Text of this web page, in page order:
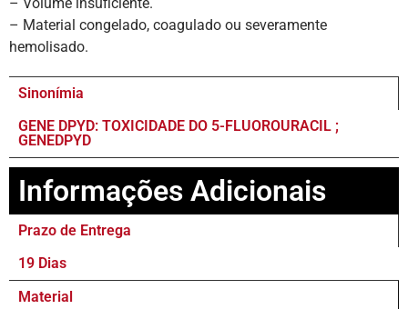
– Material congelado, coagulado ou severamente
hemolisado.
Sinonímia
GENE DPYD: TOXICIDADE DO 5-FLUOROURACIL ;
GENEDPYD
Informações Adicionais
Prazo de Entrega
19 Dias
Material